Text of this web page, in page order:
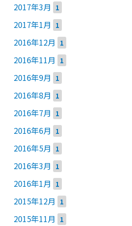
2017年3月 1
2017年1月 1
2016年12月 1
2016年11月 1
2016年9月 1
2016年8月 1
2016年7月 1
2016年6月 1
2016年5月 1
2016年3月 1
2016年1月 1
2015年12月 1
2015年11月 1